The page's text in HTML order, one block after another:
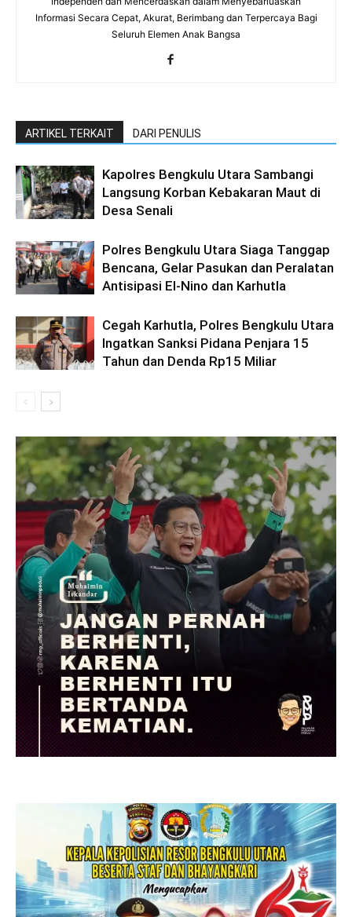
Informasi Secara Cepat, Akurat, Berimbang dan Terpercaya Bagi
Seluruh Elemen Anak Bangsa
ARTIKEL TERKAIT DARI PENULIS
Kapolres Bengkulu Utara Sambangi
Langsung Korban Kebakaran Maut di
Desa Senali
Polres Bengkulu Utara Siaga Tanggap
Bencana, Gelar Pasukan dan Peralatan
Antisipasi El-Nino dan Karhutla
Cegah Karhutla, Polres Bengkulu Utara
Ingatkan Sanksi Pidana Penjara 15
Tahun dan Denda Rp15 Miliar